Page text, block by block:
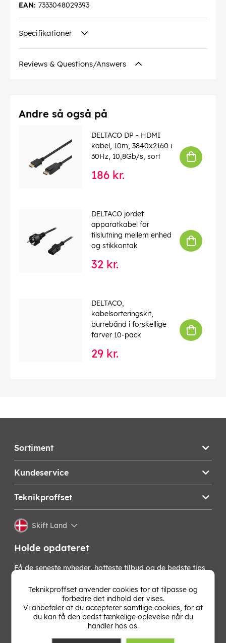
7333048029393
EAN:
Specifikationer
Reviews & Questions/Answers
Andre så også på
DELTACO DP - HDMI
kabel, 10m, 3840x2160 i
30Hz, 10,8Gb/s, sort
186 kr.
DELTACO jordet
apparatkabel for
tilslutning mellem enhed
og stikkontak
32 kr.
DELTACO,
kabelsorteringskit,
burrebånd i forskellige
farver 10-pack
29 kr.
Sortiment
Kundeservice
Teknikproffset
Skift Land
Holde opdateret
Få de seneste nyheder, hotteste tilbud og de bedste tips
nyhedsbrev!
OK
Teknikproffset anvender cookies tor at tilpasse og
forbedre det indhold der vises.
Vi anbefaler at du accepterer samtlige cookies, for at
du kan få den bedst tænkelige oplevelse når du
handler hos os.